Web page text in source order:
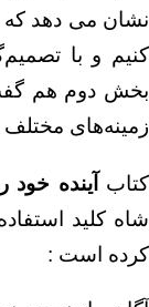
نشان می دهد که
کنیم و با
بخش دوم هم گفت
زمینه‌های
کتاب آینده خود
شاه کلید
کرده است :